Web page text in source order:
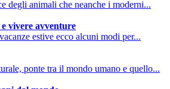
degli animali che neanche i moderni...
vivere avventure
estive ecco alcuni modi per...
ponte tra il mondo umano e quello...